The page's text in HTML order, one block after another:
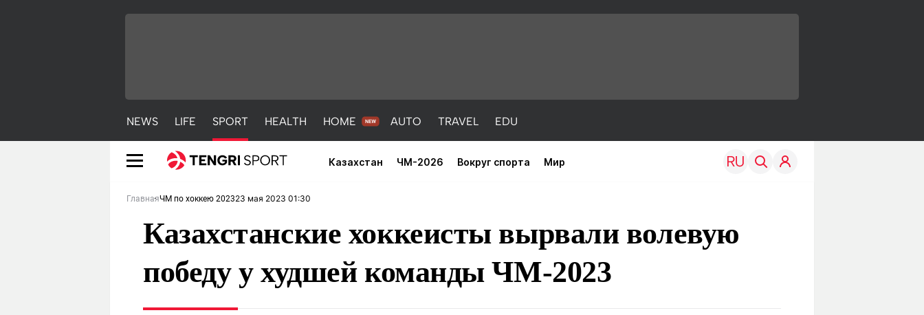
NEWS LIFE SPORT HEALTH HOME AUTO TRAVEL EDU
Казахстан ЧМ-2026 Вокруг спорта Мир
HOME AUTO
ГлавнаяЧМ по хоккею 202323 мая 2023 01:30
Казахстанские хоккеисты вырвали волевую
победу у худшей команды ЧМ-2023